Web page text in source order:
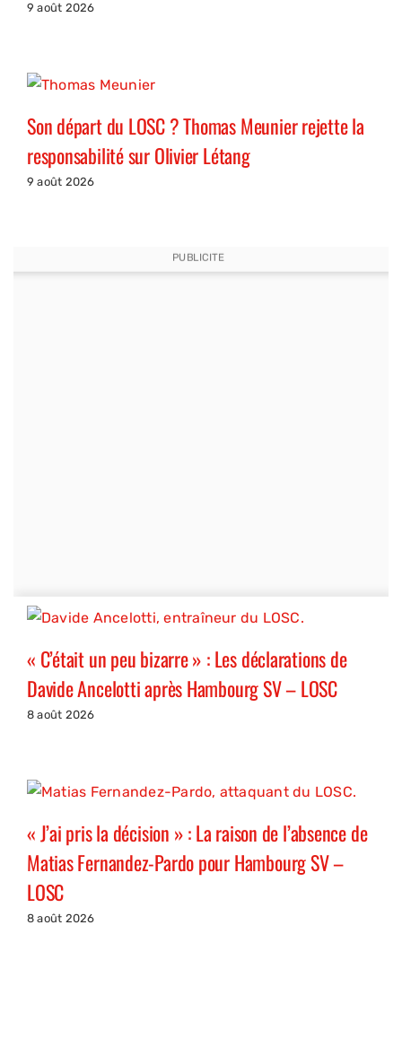
9 août 2026
Son départ du LOSC ? Thomas Meunier rejette la
responsabilité sur Olivier Létang
9 août 2026
PUBLICITE
« C’était un peu bizarre » : Les déclarations de
Davide Ancelotti après Hambourg SV – LOSC
8 août 2026
« J’ai pris la décision » : La raison de l’absence de
Matias Fernandez-Pardo pour Hambourg SV –
LOSC
8 août 2026